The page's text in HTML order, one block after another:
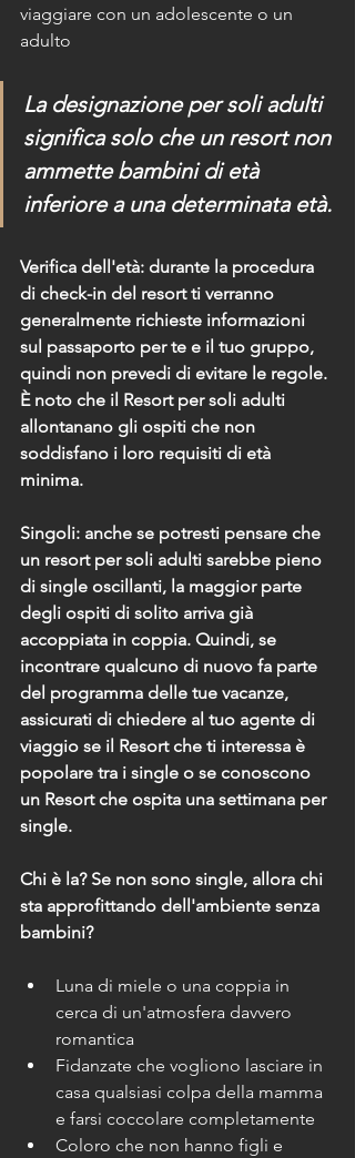
viaggiare con un adolescente o un
adulto
La designazione per soli adulti
significa solo che un resort non
ammette bambini di età
inferiore a una determinata età.
Verifica dell'età: durante la procedura
di check-in del resort ti verranno
generalmente richieste informazioni
sul passaporto per te e il tuo gruppo,
quindi non prevedi di evitare le regole.
È noto che il Resort per soli adulti
allontanano gli ospiti che non
soddisfano i loro requisiti di età
minima.
Singoli: anche se potresti pensare che
un resort per soli adulti sarebbe pieno
di single oscillanti, la maggior parte
degli ospiti di solito arriva già
accoppiata in coppia. Quindi, se
incontrare qualcuno di nuovo fa parte
del programma delle tue vacanze,
assicurati di chiedere al tuo agente di
viaggio se il Resort che ti interessa è
popolare tra i single o se conoscono
un Resort che ospita una settimana per
single.
Chi è la? Se non sono single, allora chi
sta approfittando dell'ambiente senza
bambini?
Luna di miele o una coppia in
cerca di un'atmosfera davvero
romantica
Fidanzate che vogliono lasciare in
casa qualsiasi colpa della mamma
e farsi coccolare completamente
Coloro che non hanno figli e